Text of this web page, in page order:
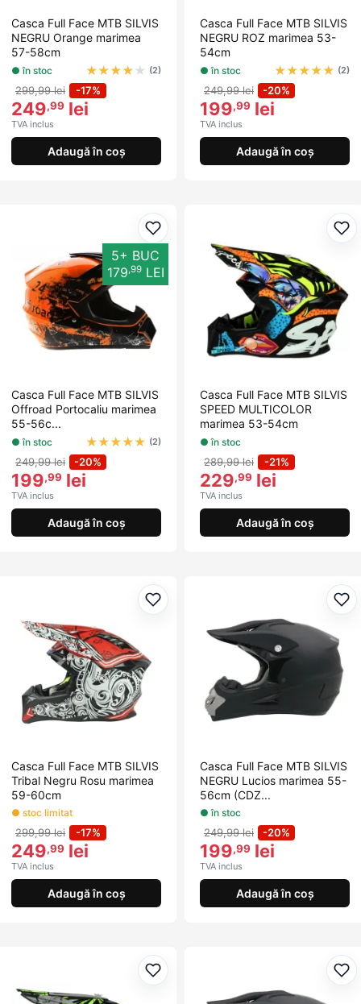
Casca Full Face MTB SILVIS
NEGRU Orange marimea
57-58cm
● în stoc ★★★★ ★ (2)
299,99 lei -17%
249,99 lei
TVA inclus
Adaugă în coș
Casca Full Face MTB SILVIS
NEGRU ROZ marimea 53-
54cm
● în stoc ★★★★★ (2)
249,99 lei -20%
199,99 lei
TVA inclus
Adaugă în coș
Adaugă la favorite
5+ BUC
179,99LEI
Casca Full Face MTB SILVIS
Offroad Portocaliu marimea
55-56c...
● în stoc ★★★★★ (2)
249,99 lei -20%
199,99 lei
TVA inclus
Adaugă în coș
Casca Full Face MTB SILVIS
SPEED MULTICOLOR
marimea 53-54cm
● în stoc
289,99 lei -21%
229,99 lei
TVA inclus
Adaugă în coș
Adaugă la favorite
Casca Full Face MTB SILVIS
Tribal Negru Rosu marimea
59-60cm
● stoc limitat
299,99 lei -17%
249,99 lei
TVA inclus
Adaugă în coș
Casca Full Face MTB SILVIS
NEGRU Lucios marimea 55-
56cm (CDZ...
● în stoc
249,99 lei -20%
199,99 lei
TVA inclus
Adaugă în coș
Adaugă la favorite